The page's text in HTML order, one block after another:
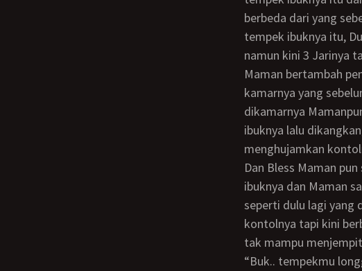
berbeda dari yang
tempek ibuknya itu,
namun kini 3 Jarinya
Maman bertambah
kamarnya yang
dikamarnya
ibuknya lalu
menghujamkan
Dan Bless Maman pun sudah memasukan seluruh batang kontolnya kedalam tempek
ibuknya dan Maman
seperti dulu lagi yang
kontolnya tapi kini
tak mampu
“Buk.. tempekmu longgar buk, apa ibuk kentu dengan yang lain buk, katakan buk”